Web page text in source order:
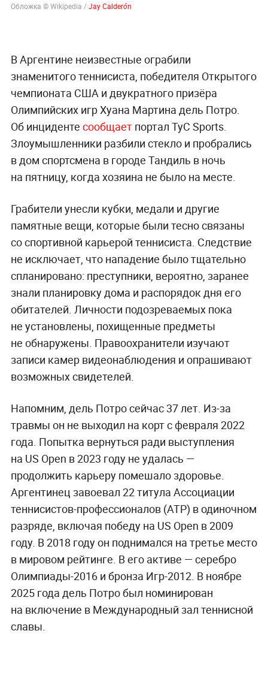
Обложка © Wikipedia /Jay Calderón
В Аргентине неизвестные ограбили
знаменитого теннисиста, победителя Открытого
чемпионата США и двукратного призёра
Олимпийских игр Хуана Мартина дель Потро.
Об инциденте сообщает портал TyC Sports.
Злоумышленники разбили стекло и пробрались
в дом спортсмена в городе Тандиль в ночь
на пятницу, когда хозяина не было на месте.
Грабители унесли кубки, медали и другие
памятные вещи, которые были тесно связаны
со спортивной карьерой теннисиста. Следствие
не исключает, что нападение было тщательно
спланировано: преступники, вероятно, заранее
знали планировку дома и распорядок дня его
обитателей. Личности подозреваемых пока
не установлены, похищенные предметы
не обнаружены. Правоохранители изучают
записи камер видеонаблюдения и опрашивают
возможных свидетелей.
Напомним, дель Потро сейчас 37 лет. Из-за
травмы он не выходил на корт с февраля 2022
года. Попытка вернуться ради выступления
на US Open в 2023 году не удалась —
продолжить карьеру помешало здоровье.
Аргентинец завоевал 22 титула Ассоциации
теннисистов-профессионалов (ATP) в одиночном
разряде, включая победу на US Open в 2009
году. В 2018 году он поднимался на третье место
в мировом рейтинге. В его активе — серебро
Олимпиады-2016 и бронза Игр-2012. В ноябре
2025 года дель Потро был номинирован
на включение в Международный зал теннисной
славы.